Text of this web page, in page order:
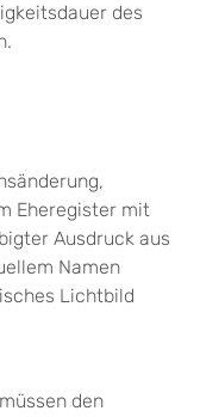
des
Eheregister mit
Ausdruck aus
Namen
Lichtbild
den